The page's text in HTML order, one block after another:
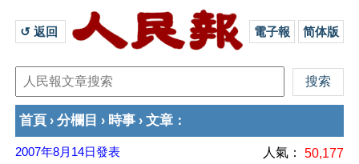
↺ 返回 電子報 简体版
首頁 › 分欄目 › 時事 › 文章 ：
2007年8月14日發表 人氣： 50,177